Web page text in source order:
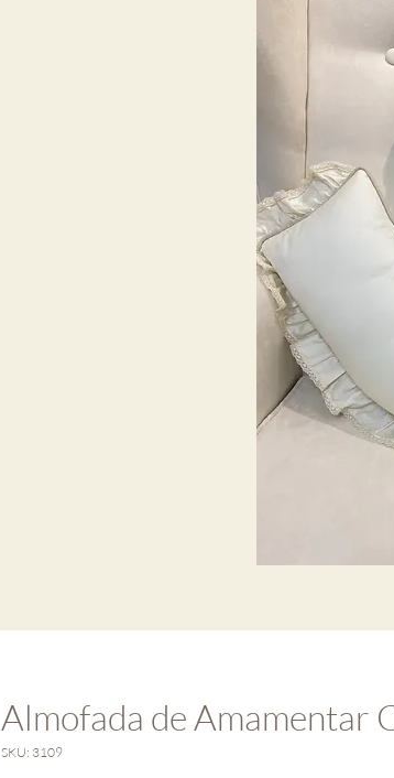
Almofada de Amamentar
SKU: 3109